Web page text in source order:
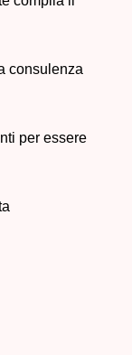
consulenza
per essere